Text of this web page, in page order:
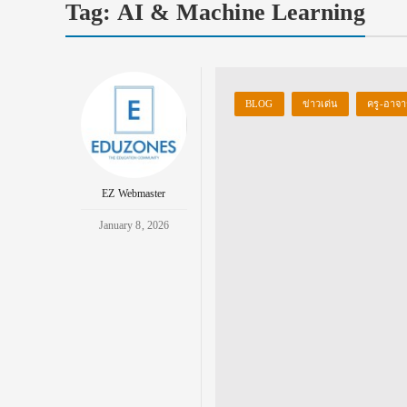
Tag: AI & Machine Learning
EZ Webmaster
January 8, 2026
BLOG ข่าวเด่น ครู-อาจ